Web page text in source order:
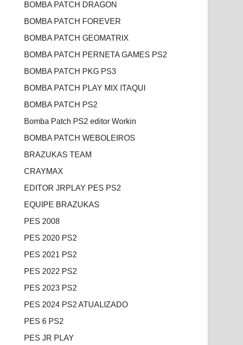
BOMBA PATCH DRAGON
BOMBA PATCH FOREVER
BOMBA PATCH GEOMATRIX
BOMBA PATCH PERNETA GAMES PS2
BOMBA PATCH PKG PS3
BOMBA PATCH PLAY MIX ITAQUI
BOMBA PATCH PS2
Bomba Patch PS2 editor Workin
BOMBA PATCH WEBOLEIROS
BRAZUKAS TEAM
CRAYMAX
EDITOR JRPLAY PES PS2
EQUIPE BRAZUKAS
PES 2008
PES 2020 PS2
PES 2021 PS2
PES 2022 PS2
PES 2023 PS2
PES 2024 PS2 ATUALIZADO
PES 6 PS2
PES JR PLAY